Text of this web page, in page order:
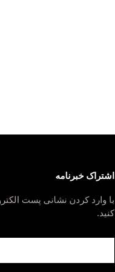
اشتراک خبرنامه
با وارد کردن نشانی پست
کنید.